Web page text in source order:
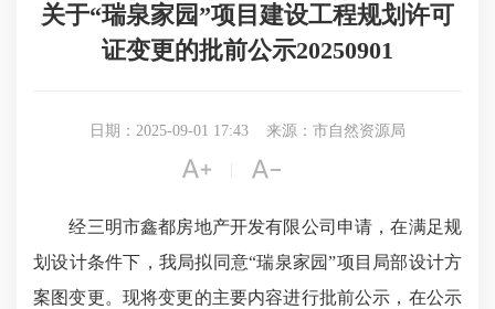
关于“瑞泉家园”项目建设工程规划许可
证变更的批前公示20250901
日期：2025-09-01 17:43 来源：市自然资源局
 
经三明市鑫都房地产开发有限公司申请，在满足规
划设计条件下，我局拟同意“瑞泉家园”项目局部设计方
案图变更。现将变更的主要内容进行批前公示，在公示